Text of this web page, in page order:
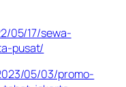
05/17/sewa-
pusat/
05/03/promo-